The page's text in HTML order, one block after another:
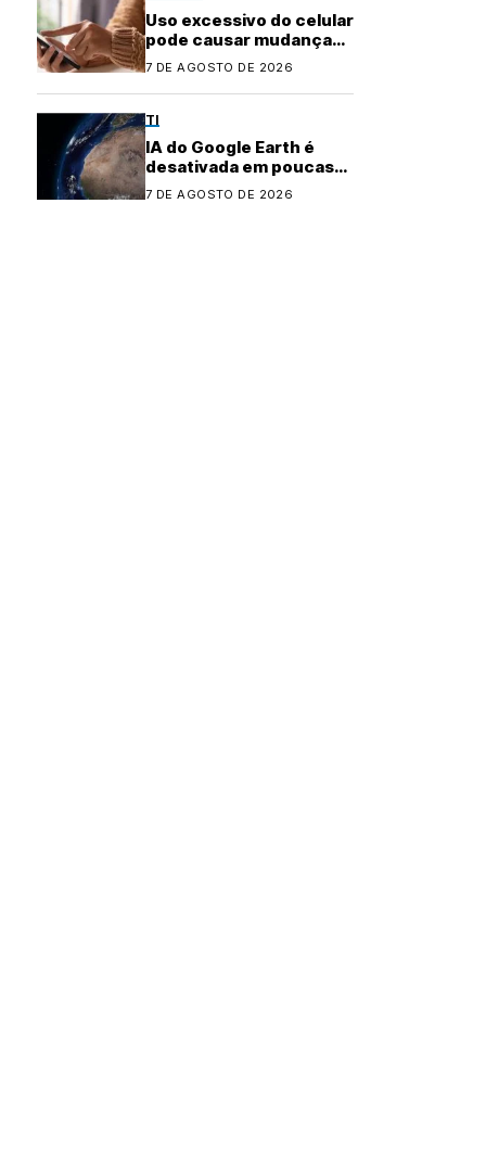
Uso excessivo do celular
pode causar mudanças
físicas no corpo
7 DE AGOSTO DE 2026
TI
IA do Google Earth é
desativada em poucas
horas após controvérsia
7 DE AGOSTO DE 2026